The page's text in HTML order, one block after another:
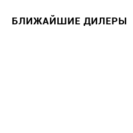
БЛИЖАЙШИЕ ДИЛЕРЫ